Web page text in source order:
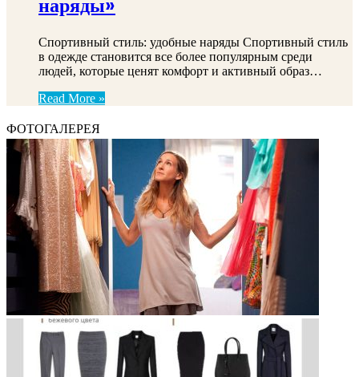
Спортивный стиль: удобные наряды Спортивный стиль
в одежде становится все более популярным среди
людей, которые ценят комфорт и активный образ…
Read More »
ФОТОГАЛЕРЕЯ